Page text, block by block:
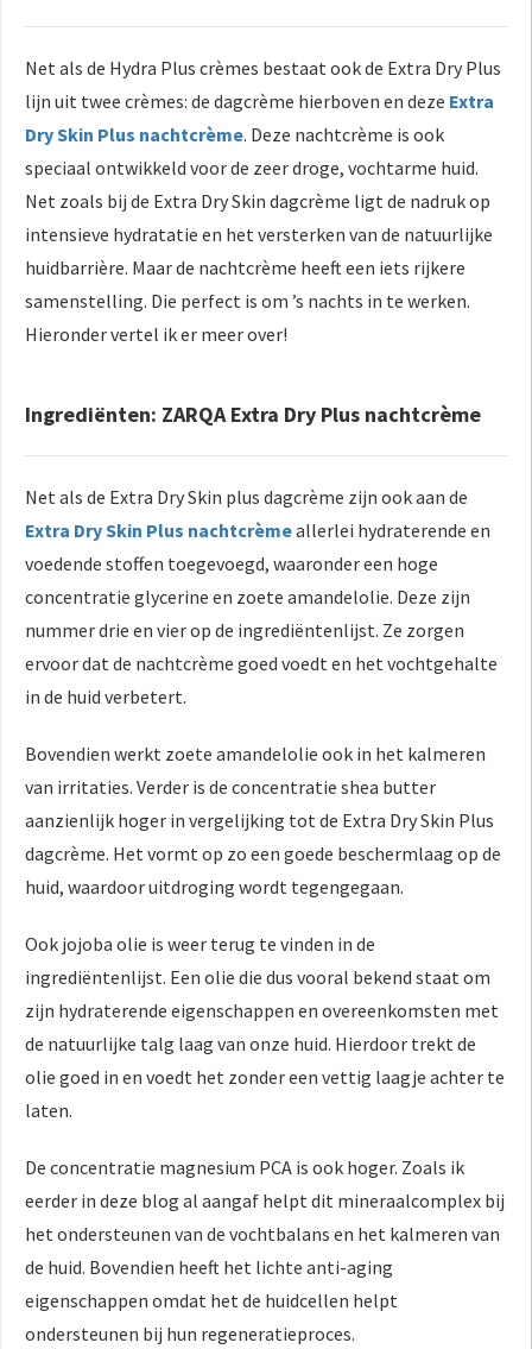
Net als de Hydra Plus crèmes bestaat ook de Extra Dry Plus
lijn uit twee crèmes: de dagcrème hierboven en deze Extra
Dry Skin Plus nachtcrème. Deze nachtcrème is ook
speciaal ontwikkeld voor de zeer droge, vochtarme huid.
Net zoals bij de Extra Dry Skin dagcrème ligt de nadruk op
intensieve hydratatie en het versterken van de natuurlijke
huidbarrière. Maar de nachtcrème heeft een iets rijkere
samenstelling. Die perfect is om ’s nachts in te werken.
Hieronder vertel ik er meer over!
Ingrediënten: ZARQA Extra Dry Plus nachtcrème
Net als de Extra Dry Skin plus dagcrème zijn ook aan de
Extra Dry Skin Plus nachtcrèmeallerlei hydraterende en
voedende stoffen toegevoegd, waaronder een hoge
concentratie glycerine en zoete amandelolie. Deze zijn
nummer drie en vier op de ingrediëntenlijst. Ze zorgen
ervoor dat de nachtcrème goed voedt en het vochtgehalte
in de huid verbetert.
Bovendien werkt zoete amandelolie ook in het kalmeren
van irritaties. Verder is de concentratie shea butter
aanzienlijk hoger in vergelijking tot de Extra Dry Skin Plus
dagcrème. Het vormt op zo een goede beschermlaag op de
huid, waardoor uitdroging wordt tegengegaan.
Ook jojoba olie is weer terug te vinden in de
ingrediëntenlijst. Een olie die dus vooral bekend staat om
zijn hydraterende eigenschappen en overeenkomsten met
de natuurlijke talg laag van onze huid. Hierdoor trekt de
olie goed in en voedt het zonder een vettig laagje achter te
laten.
De concentratie magnesium PCA is ook hoger. Zoals ik
eerder in deze blog al aangaf helpt dit mineraalcomplex bij
het ondersteunen van de vochtbalans en het kalmeren van
de huid. Bovendien heeft het lichte anti-aging
eigenschappen omdat het de huidcellen helpt
ondersteunen bij hun regeneratieproces.